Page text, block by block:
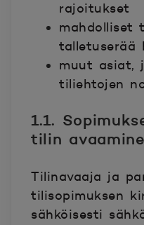
rajoitukset
mahdolliset
talletuserää
muut asiat,
tiliehtojen
1.1.
tilin
Tilinavaaja ja
tilisopimuksen
sähköisesti